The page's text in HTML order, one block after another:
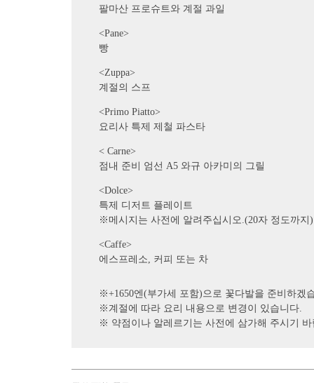
팔마산 프로슈트와 계절 과일
<Pane>
빵
<Zuppa>
계절의 스프
<Primo Piatto>
요리사 특제 제철 파스타
< Carne>
점내 준비 엄선 A5 와규 아카미의 그릴
<Dolce>
특제 디저트 플레이트
※메시지는 사전에 알려주십시오.(20자 정도까지)
<Caffe>
에스프레소, 커피 또는 차
※+1650엔(부가세 포함)으로 꽃다발을 준비하겠
※계절에 따라 요리 내용으로 변경이 있습니다.
※ 약점이나 알레르기는 사전에 삼가해 주시기 바